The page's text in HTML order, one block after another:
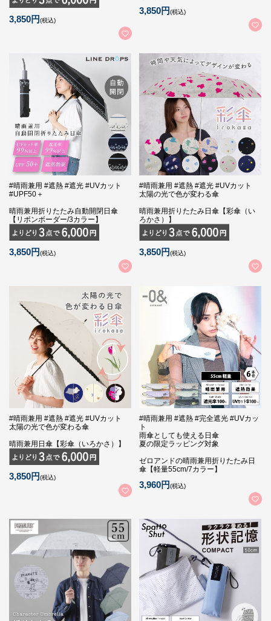
3,850円(税込)
3,850円(税込)
#晴雨兼用 #遮熱 #遮光 #UVカット
#UPF50＋
晴雨兼用折りたたみ自動開閉日傘
【リボンボーダー/3カラー】
3,850円(税込)
#晴雨兼用 #遮熱 #遮光 #UVカット
太陽の光で色が変わる傘
晴雨兼用折りたたみ日傘【彩傘（い
ろかさ）】
3,850円(税込)
#晴雨兼用 #遮熱 #遮光 #UVカット
太陽の光で色が変わる傘
晴雨兼用日傘【彩傘（いろかさ）】
3,850円(税込)
#晴雨兼用 #遮熱 #完全遮光 #UVカッ
ト
雨傘としても使える日傘
夏の限定ラッピング対象
ゼロアンドの晴雨兼用折りたたみ日
傘【軽量55cm/7カラー】
3,960円(税込)